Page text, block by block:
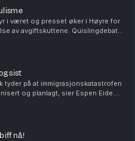
i været og presset øker i Høyre for
av avgiftskuttene. Quislingdebatt i
landssvikeren er aktualisert i
sist
tyder på at immigrasjonskatastrofen
og planlagt, sier Espen Eide.
tak for samlede velferdsytelser er
nå!